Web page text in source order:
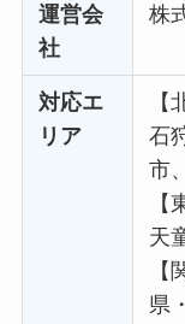
運営会
社
株
対応エ
リア
石
市
天
県